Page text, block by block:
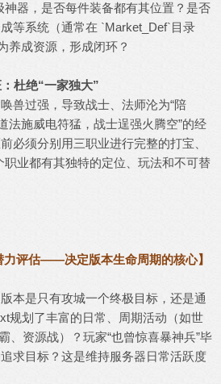
神器，是否每件装备都有其位置？是否
等系统（通常在 `Market_Def`目录
养成资源，形成闭环？
杜绝“一家独大”
兽过强，导致战士、法师沦为“陪
法施威电符猛，战士逞强火腾空”的经
必须分别用三职业进行完整的打宝、
职业都有其独特的定位、玩法和不可替
力评估——决定版本生命周期的核心】
版本是只有攻城一个终极目标，还是通
规划了丰富的日常、周期活动（如世
、资源战）？玩家“也曾惊喜暴神兵”毕
求目标？这是维持服务器日常活跃度